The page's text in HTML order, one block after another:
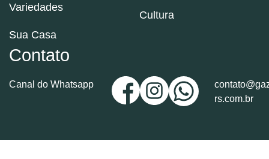
Variedades
Sua Casa
Cultura
Contato
Canal do Whatsapp
rs.com.br